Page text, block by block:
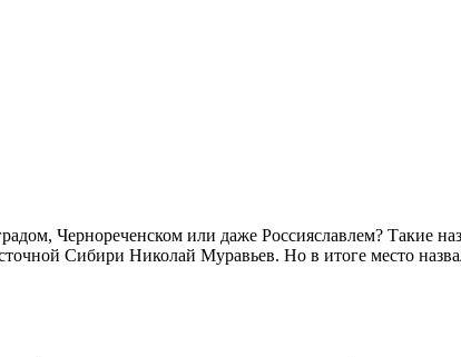
Чернореченском или даже Россияславлем? Такие
Сибири Николай Муравьев. Но в итоге место